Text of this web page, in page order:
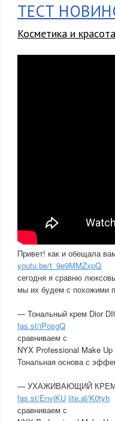
ТЕСТ
Косметика и красота
Привет! как и обещала
youtu.be/t_9e9MMZxpQ
сегодня я сравню
мы их будем с похожими
— Тональный крем Dior
fas.st/iPosgQ
сравниваем с
NYX Professional Make
Тональная основа с
— УХАЖИВАЮЩИЙ КРЕМ-
fas.st/EnvjKU lite.al/K0tyh
сравниваем с